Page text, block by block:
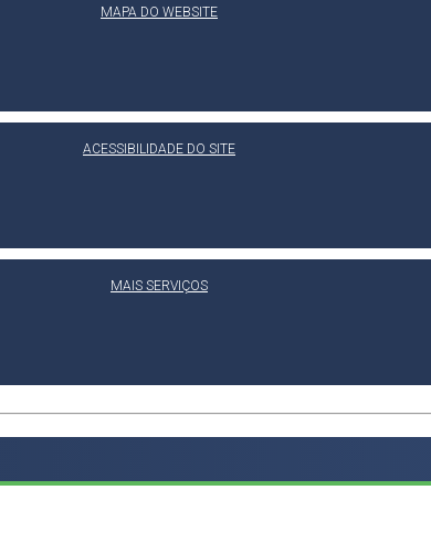
MAPA DO WEBSITE
ACESSIBILIDADE DO SITE
MAIS SERVIÇOS